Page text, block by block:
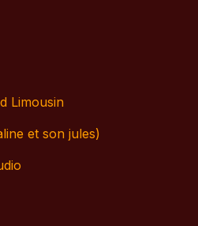
Limousin
et son jules)